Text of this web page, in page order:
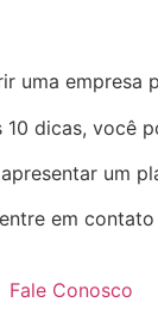
uma empresa
10 dicas, você
um
em
Fale Conosco